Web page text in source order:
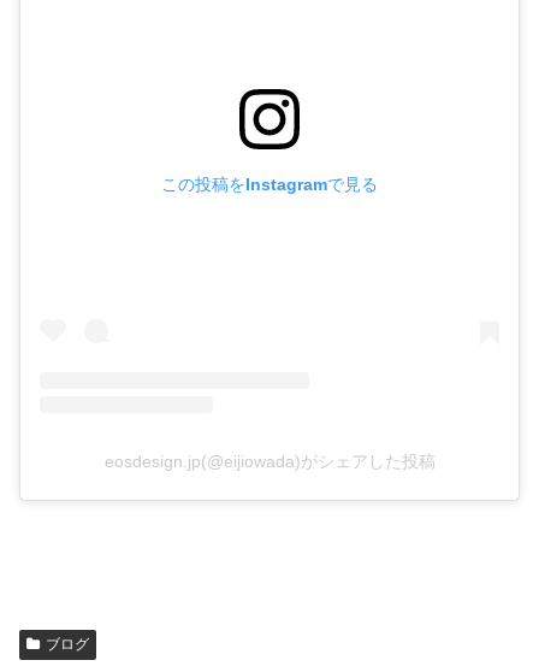
この投稿をInstagramで見る
eosdesign.jp(@eijiowada)がシェアした投稿
ブログ